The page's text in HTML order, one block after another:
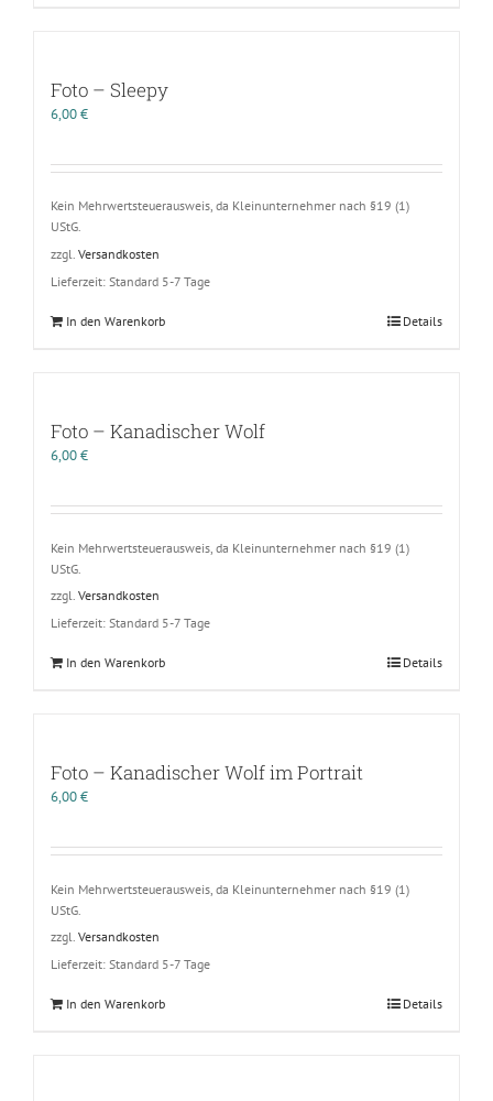
Foto – Sleepy
6,00€
Kein Mehrwertsteuerausweis, da Kleinunternehmer nach §19 (1)
UStG.
zzgl. Versandkosten
Lieferzeit: Standard 5-7 Tage
In den Warenkorb Details
Foto – Kanadischer Wolf
6,00€
Kein Mehrwertsteuerausweis, da Kleinunternehmer nach §19 (1)
UStG.
zzgl. Versandkosten
Lieferzeit: Standard 5-7 Tage
In den Warenkorb Details
Foto – Kanadischer Wolf im Portrait
6,00€
Kein Mehrwertsteuerausweis, da Kleinunternehmer nach §19 (1)
UStG.
zzgl. Versandkosten
Lieferzeit: Standard 5-7 Tage
In den Warenkorb Details